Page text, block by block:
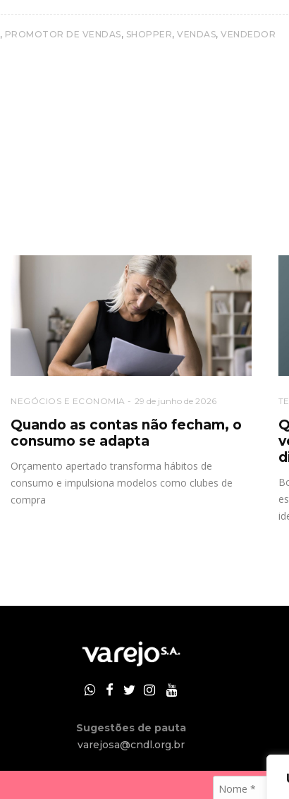
, PROMOTOR DE VENDAS, SHOPPER, VENDAS, VENDEDOR
NEGÓCIOS E ECONOMIA 29 de junho de 2026
Quando as contas não fecham, o
consumo se adapta
Orçamento apertado transforma hábitos de
consumo e impulsiona modelos como clubes de
compra
Sugestões de pauta
varejosa@cndl.org.br